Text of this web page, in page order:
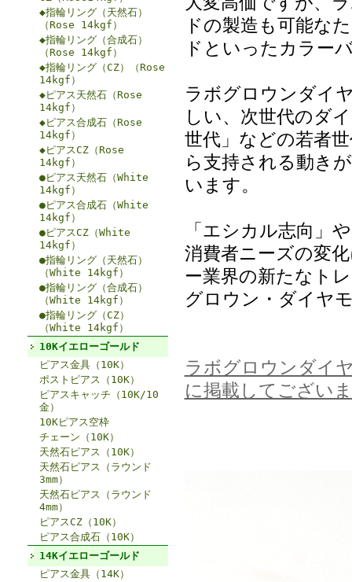
◆指輪リング（天然石）
（Rose 14kgf）
◆指輪リング（合成石）
（Rose 14kgf）
◆指輪リング（CZ）（Rose
14kgf）
◆ピアス天然石（Rose
14kgf）
◆ピアス合成石（Rose
14kgf）
◆ピアスCZ（Rose
14kgf）
●ピアス天然石（White
14kgf）
●ピアス合成石（White
14kgf）
●ピアスCZ（White
14kgf）
●指輪リング（天然石）
（White 14kgf）
●指輪リング（合成石）
（White 14kgf）
●指輪リング（CZ）
（White 14kgf）
10Kイエローゴールド
ピアス金具（10K）
ポストピアス（10K）
ピアスキャッチ（10K/10
金）
10Kピアス空枠
チェーン（10K）
天然石ピアス（10K）
天然石ピアス（ラウンド
3mm）
天然石ピアス（ラウンド
4mm）
ピアスCZ（10K）
ピアス合成石（10K）
14Kイエローゴールド
ピアス金具（14K）
ドの製造も可能な
ドといったカラー
ラボグロウンダイ
しい、次世代のダ
世代」などの若者
ら支持される動き
います。
「エシカル志向」
消費者ニーズの変
ー業界の新たなト
グロウン・ダイヤ
ラボグロウンダイ
に掲載してござい